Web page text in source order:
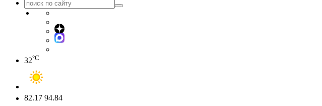
32°C
82.17 94.84